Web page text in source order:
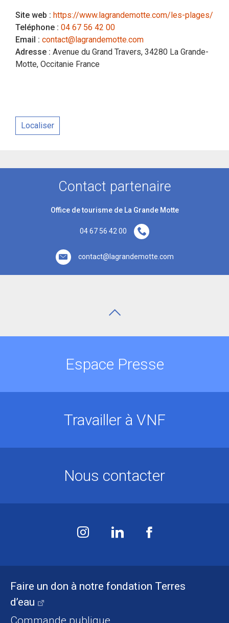
Site web : https://www.lagrandemotte.com/les-plages/
Teléphone : 04 67 56 42 00
Email : contact@lagrandemotte.com
Adresse : Avenue du Grand Travers, 34280 La Grande-
Motte, Occitanie France
Localiser
Contact partenaire
Office de tourisme de La Grande Motte
04 67 56 42 00
contact@lagrandemotte.com
Faire un don à notre fondation Terres
d’eau
Commande publique
Espace Presse
Travailler à VNF
Nous contacter